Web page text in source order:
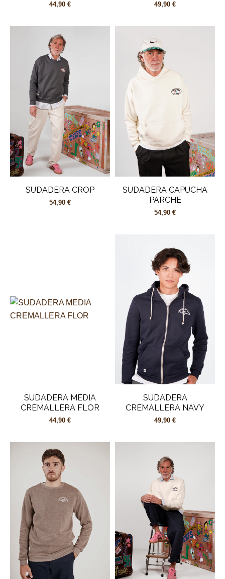
44,90 € 49,90 €
SUDADERA CROP
54,90 €
SUDADERA CAPUCHA
PARCHE
54,90 €
SUDADERA MEDIA
CREMALLERA FLOR
44,90 €
SUDADERA
CREMALLERA NAVY
49,90 €